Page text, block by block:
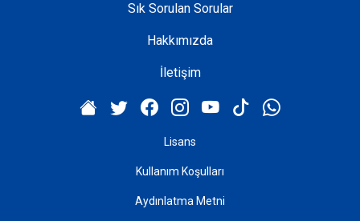
Sık Sorulan Sorular
Hakkımızda
İletişim
Lisans
Kullanım Koşulları
Aydınlatma Metni